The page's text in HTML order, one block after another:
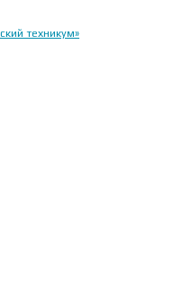
техникум»